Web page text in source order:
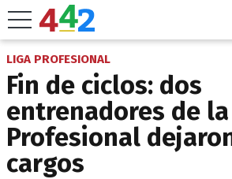
LIGA PROFESIONAL
Fin de ciclos: dos
entrenadores de
Profesional
cargos